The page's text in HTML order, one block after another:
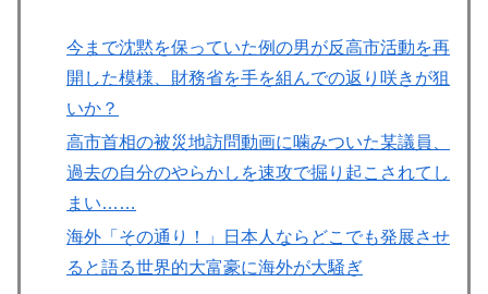
今まで沈黙を保っていた例の男が反高市活動を再
開した模様、財務省を手を組んでの返り咲きが狙
いか？
高市首相の被災地訪問動画に噛みついた某議員、
過去の自分のやらかしを速攻で掘り起こされてし
まい……
海外「その通り！」日本人ならどこでも発展させ
ると語る世界的大富豪に海外が大騒ぎ